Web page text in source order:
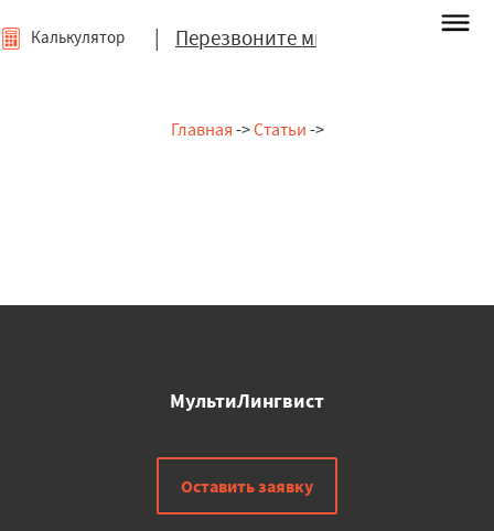
| Перезвоните мне
Калькулятор
Главная ->Статьи ->
МультиЛингвист
Оставить заявку